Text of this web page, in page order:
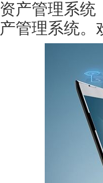
资产管理系统
产管理系统。